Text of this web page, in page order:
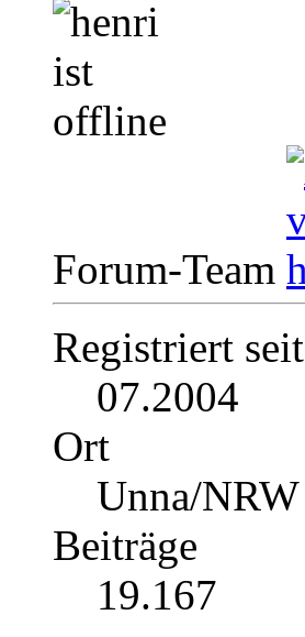
Forum-Team
Registriert seit
07.2004
Ort
Unna/NRW
Beiträge
19.167